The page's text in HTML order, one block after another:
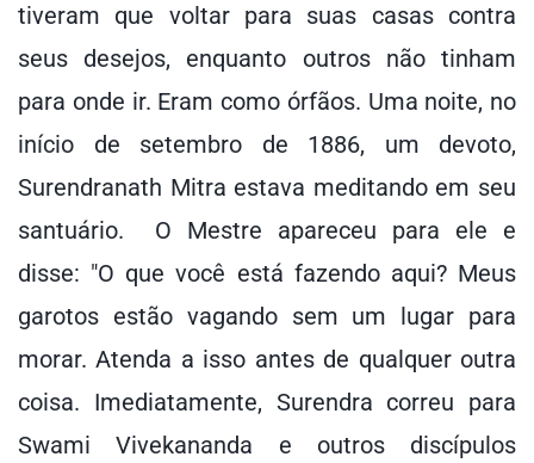
tiveram que voltar para suas casas contra
seus desejos, enquanto outros não tinham
para onde ir. Eram como órfãos. Uma noite, no
início de setembro de 1886, um devoto,
Surendranath Mitra estava meditando em seu
santuário. O Mestre apareceu para ele e
disse: "O que você está fazendo aqui? Meus
garotos estão vagando sem um lugar para
morar. Atenda a isso antes de qualquer outra
coisa. Imediatamente, Surendra correu para
Swami Vivekananda e outros discípulos